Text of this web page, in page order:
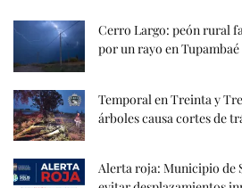
Cerro Largo: peón rural
por un rayo en Tupambaé
Temporal en Treinta y
árboles causa cortes de
Alerta roja: Municipio de